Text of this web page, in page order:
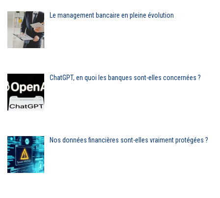
Le management bancaire en pleine évolution
ChatGPT, en quoi les banques sont-elles concernées ?
Nos données financières sont-elles vraiment protégées ?